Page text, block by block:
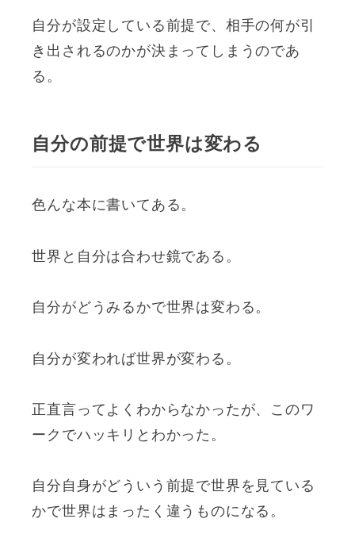
自分が設定している前提で、相手の何が引
き出されるのかが決まってしまうのであ
る。
自分の前提で世界は変わる
色んな本に書いてある。
世界と自分は合わせ鏡である。
自分がどうみるかで世界は変わる。
自分が変われば世界が変わる。
正直言ってよくわからなかったが、このワ
ークでハッキリとわかった。
自分自身がどういう前提で世界を見ている
かで世界はまったく違うものになる。